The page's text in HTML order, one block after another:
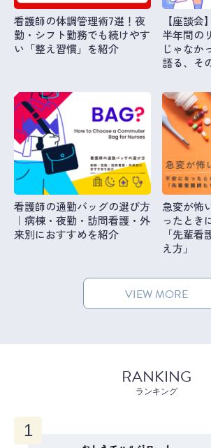
看護師の体調管理術7選！夜
勤・シフト勤務でも続けやす
い「整え習慣」を紹介
【座談
半年間の
じゃなか
語る、そ
看護師の通勤バッグの選び方
｜病棟・夜勤・訪問看護・外
来別におすすめを紹介
急変が怖
ったとき
「先輩
え方」
VIEW MORE
RANKING
ランキング